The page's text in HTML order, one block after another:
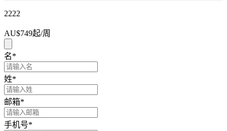
2222
AU$749起/周
名*
姓*
邮箱*
手机号*